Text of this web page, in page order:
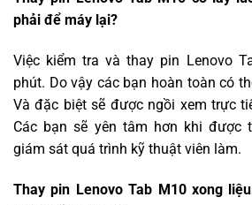
phải để máy lại?
Việc kiểm tra và thay pin Lenovo
phút. Do vậy các bạn hoàn toàn có
Và đặc biệt sẽ được ngồi xem trực
Các bạn sẽ yên tâm hơn khi được
giám sát quá trình kỹ thuật viên làm.
Thay pin Lenovo Tab M10 xong